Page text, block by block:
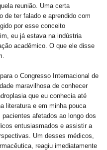
reunião. Uma certa
de ter falado e aprendido com
por esse conceito
eu já estava na indústria
acadêmico. O que ele disse
o Congresso Internacional de
maravilhosa de conhecer
que eu conhecia até
literatura e em minha pouca
afetados ao longo dos
entusiasmados e assistir a
Um desses médicos,
reagiu imediatamente